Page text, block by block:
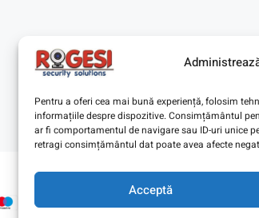
Pentru a oferi cea mai bună experiență, folosim
informațiile despre dispozitive. Consimțământul
ar fi comportamentul de navigare sau ID-uri unice
retragi consimțământul dat poate avea afecte
Acceptă